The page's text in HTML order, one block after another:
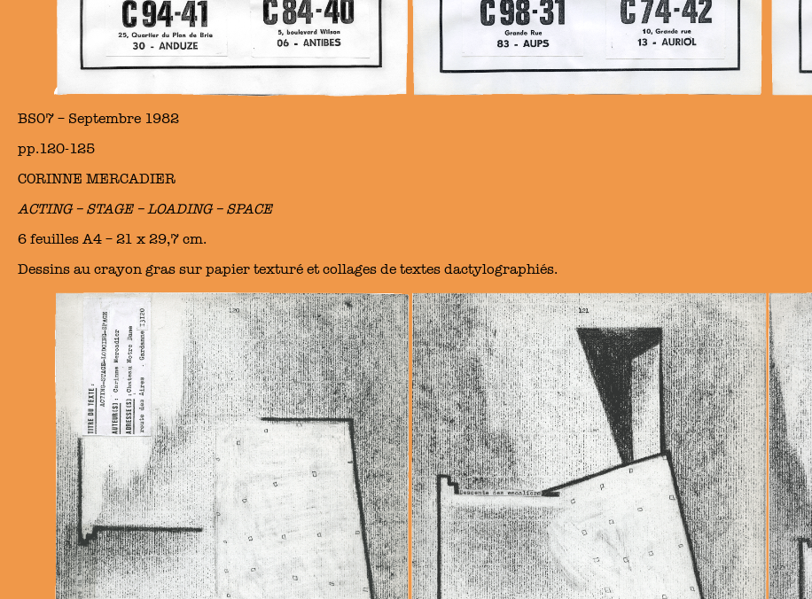
BS07 – Septembre 1982
pp.120-125
CORINNE MERCADIER
ACTING – STAGE – LOADING – SPACE
6 feuilles A4 – 21 x 29,7 cm.
Dessins au crayon gras sur papier texturé et collages de textes dactylographiés.